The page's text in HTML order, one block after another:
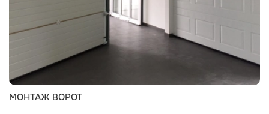
МОНТАЖ ВОРОТ